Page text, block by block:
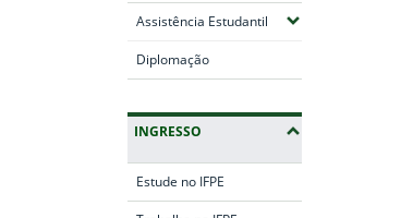
Assistência Estudantil (Expandir submenus)
Diplomação
INGRESSO
Estude no IFPE